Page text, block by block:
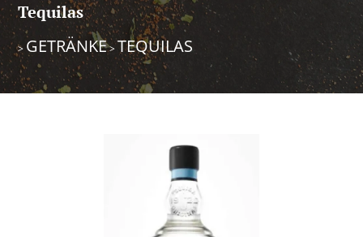
Tequilas
> GETRÄNKE>TEQUILAS